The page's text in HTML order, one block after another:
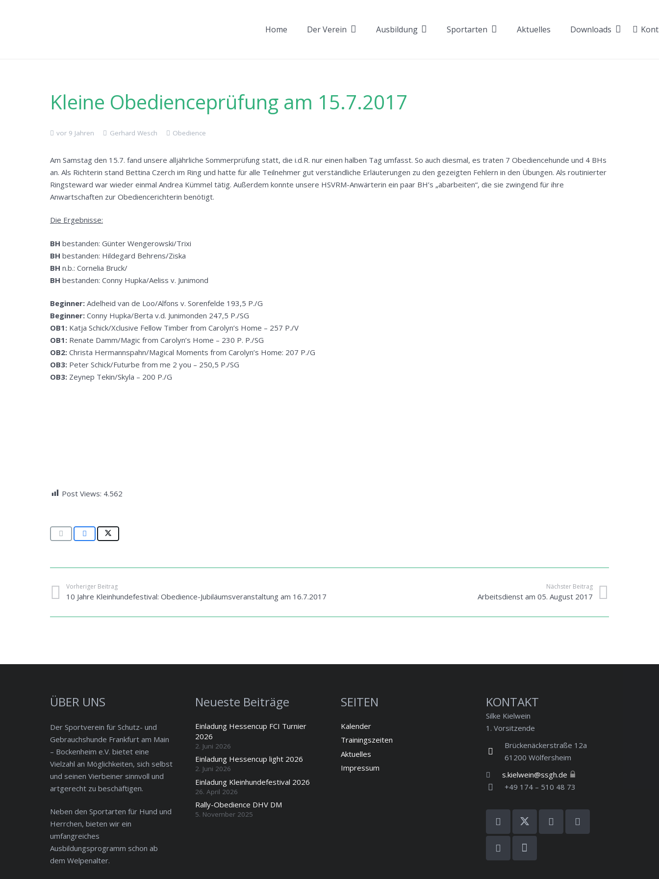
Home Der Verein Ausbildung Sportarten Aktuelles Downloads
Kleine Obedienceprüfung am 15.7.2017
vor 9 Jahren Gerhard Wesch Obedience
Am Samstag den 15.7. fand unsere alljährliche Sommerprüfung statt, die i.d.R. nur einen halben Tag umfasst. So auch diesmal, es traten 7 Obediencehunde und 4 BHs
an. Als Richterin stand Bettina Czerch im Ring und hatte für alle Teilnehmer gut verständliche Erläuterungen zu den gezeigten Fehlern in den Übungen. Als routinierter
Ringsteward war wieder einmal Andrea Kümmel tätig. Außerdem konnte unsere HSVRM-Anwärterin ein paar BH’s „abarbeiten“, die sie zwingend für ihre
Anwartschaften zur Obediencerichterin benötigt.
Die Ergebnisse:
BH bestanden: Günter Wengerowski/Trixi
BH bestanden: Hildegard Behrens/Ziska
BH n.b.: Cornelia Bruck/
BH bestanden: Conny Hupka/Aeliss v. Junimond
Beginner: Adelheid van de Loo/Alfons v. Sorenfelde 193,5 P./G
Beginner: Conny Hupka/Berta v.d. Junimonden 247,5 P./SG
OB1: Katja Schick/Xclusive Fellow Timber from Carolyn’s Home – 257 P./V
OB1: Renate Damm/Magic from Carolyn’s Home – 230 P. P./SG
OB2: Christa Hermannspahn/Magical Moments from Carolyn’s Home: 207 P./G
OB3: Peter Schick/Futurbe from me 2 you – 250,5 P./SG
OB3: Zeynep Tekin/Skyla – 200 P./G
Post Views: 4.562
Vorheriger Beitrag
10 Jahre Kleinhundefestival: Obedience-Jubiläumsveranstaltung am 16.7.2017
Nächster Beitrag
Arbeitsdienst am 05. August 2017
ÜBER UNS
Der Sportverein für Schutz- und
Gebrauchshunde Frankfurt am Main
– Bockenheim e.V. bietet eine
Vielzahl an Möglichkeiten, sich selbst
und seinen Vierbeiner sinnvoll und
artgerecht zu beschäftigen.
Neben den Sportarten für Hund und
Herrchen, bieten wir ein
umfangreiches
Ausbildungsprogramm schon ab
dem Welpenalter.
Neueste Beiträge
Einladung Hessencup FCI Turnier
2026
2. Juni 2026
Einladung Hessencup light 2026
2. Juni 2026
Einladung Kleinhundefestival 2026
26. April 2026
Rally-Obedience DHV DM
5. November 2025
SEITEN
Kalender
Trainingszeiten
Aktuelles
Impressum
KONTAKT
Silke Kielwein
1. Vorsitzende
Brückenäckerstraße 12a
61200 Wölfersheim
s.kielwein@ssgh.de
+49 174 – 510 48 73